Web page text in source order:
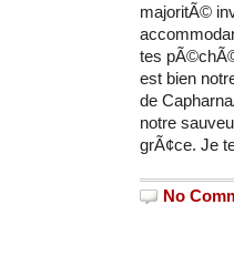
majoritÃ©
tes
est bien
de
notre
grÃ¢ce. Je
No